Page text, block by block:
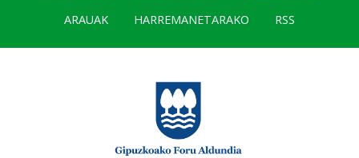
ARAUAK
HARREMANETARAKO RSS